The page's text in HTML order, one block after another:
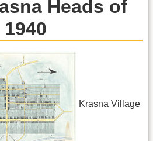
Heads of
Krasna Village